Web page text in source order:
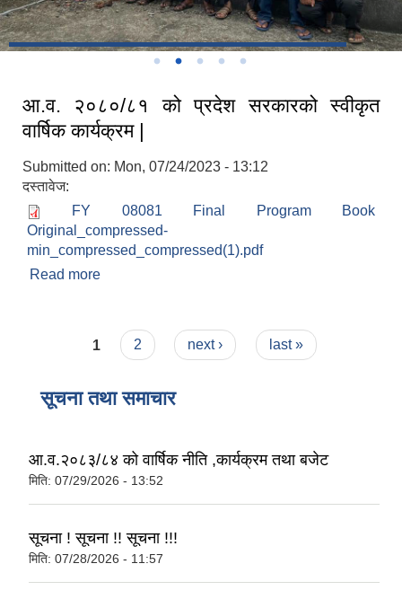
आ.व. २०८०/८१ को प्रदेश सरकारको स्वीकृत
वार्षिक कार्यक्रम |
Submitted on: Mon, 07/24/2023 - 13:12
दस्तावेज:
FY 08081 Final Program Book
Original_compressed-
min_compressed_compressed(1).pdf
Read more
Pages
1 2 next › last »
सूचना तथा समाचार
आ.व.२०८३/८४ को वार्षिक नीति ,कार्यक्रम तथा बजेट
मिति: 07/29/2026 - 13:52
सूचना ! सूचना !! सूचना !!!
मिति: 07/28/2026 - 11:57